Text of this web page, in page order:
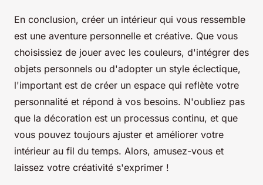
En conclusion, créer un intérieur qui vous ressemble
est une aventure personnelle et créative. Que vous
choisissiez de jouer avec les couleurs, d'intégrer des
objets personnels ou d'adopter un style éclectique,
l'important est de créer un espace qui reflète votre
personnalité et répond à vos besoins. N'oubliez pas
que la décoration est un processus continu, et que
vous pouvez toujours ajuster et améliorer votre
intérieur au fil du temps. Alors, amusez-vous et
laissez votre créativité s'exprimer !